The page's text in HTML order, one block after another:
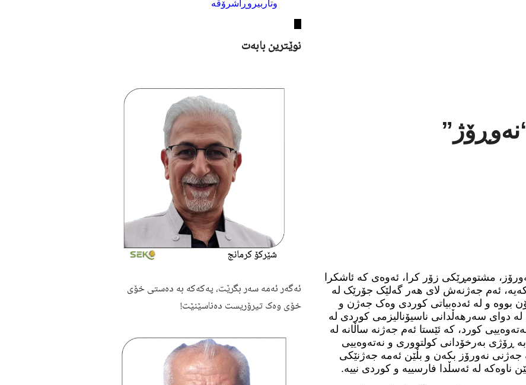
مشتومڕێکی زۆر کرا، ئەوەی کە ئاشکرا
ئەم جەژنەش لای هەر گەلێک جۆرێک لە
بووە و لە ئەدەبیاتی کوردی وەک جەژن و
دوای سەرهەڵدانی ناسیۆنالیزمی کوردی لە
کورد، کە ئێستا ئەم جەژنە ساڵانە لە
ڕۆژی بەرخۆدانی کولتووری و نەتەوەییی
نەورۆز بکەن و بڵێن ئەمە جەژنێکی
ناوەکە لە ئەسڵدا فارسییە و کوردی نییە.
وتار بیروڕا شرۆڤە
نوێترین بابەت
ئەگەر ئەمە سەر بگرێت، پەکەکە بە دەستی خۆی
خۆی وەک تیرۆریست دەناسێنێت!